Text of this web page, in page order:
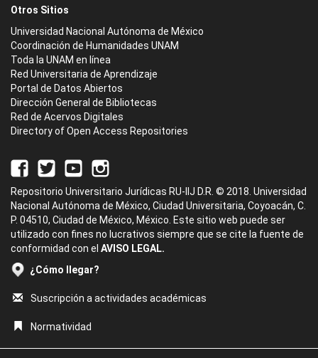
Otros Sitios
Universidad Nacional Autónoma de México
Coordinación de Humanidades UNAM
Toda la UNAM en línea
Red Universitaria de Aprendizaje
Portal de Datos Abiertos
Dirección General de Bibliotecas
Red de Acervos Digitales
Directory of Open Access Repositories
Repositorio Universitario Jurídicas RU-IIJ D.R. © 2018. Universidad
Nacional Autónoma de México, Ciudad Universitaria, Coyoacán, C.
P. 04510, Ciudad de México, México. Este sitio web puede ser
utilizado con fines no lucrativos siempre que se cite la fuente de
conformidad con el AVISO LEGAL.
¿Cómo llegar?
Suscripción a actividades académicas
Normatividad